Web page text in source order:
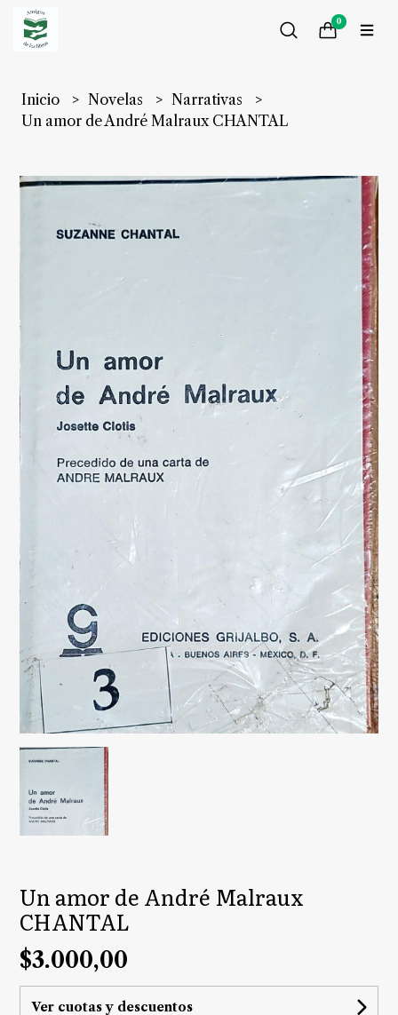
0
Inicio Novelas
Narrativas
Un amor de André Malraux CHANTAL
Un amor de André Malraux
CHANTAL
$3.000,00
Ver cuotas y descuentos